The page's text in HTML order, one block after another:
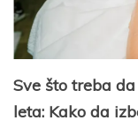
Sve što treba
leta: Kako da